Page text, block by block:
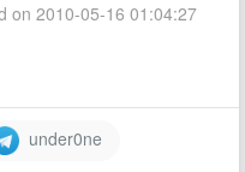
on 2010-05-16 01:04:27
under0ne